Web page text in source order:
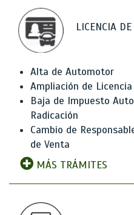
LICENCIA
Alta de Automotor
Ampliación de
Baja de Impuesto
Radicación
Cambio de
de Venta
MÁS TRÁMITES